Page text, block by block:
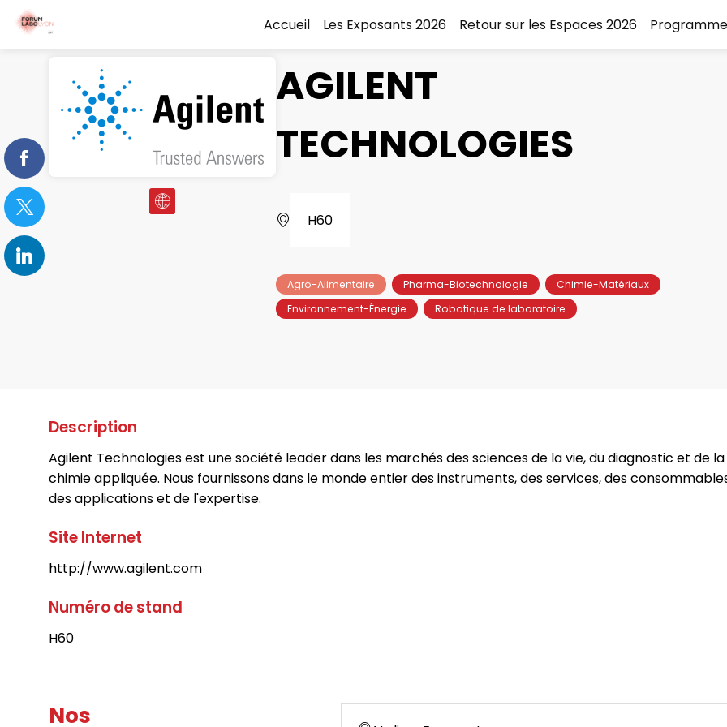
Accueil Les Exposants 2026 Retour sur les Espaces 2026
AGILENT
TECHNOLOGIES
H60
Agro-Alimentaire Pharma-Biotechnologie
Chimie-Matériaux
Environnement-Énergie
Robotique de laboratoire
Description
Agilent Technologies est une société leader dans les marchés des sciences de la vie, du diagnostic et de la
chimie appliquée. Nous fournissons dans le monde entier des instruments, des services, des
des applications et de l'expertise.
Site Internet
http://www.agilent.com
Numéro de stand
H60
Nos